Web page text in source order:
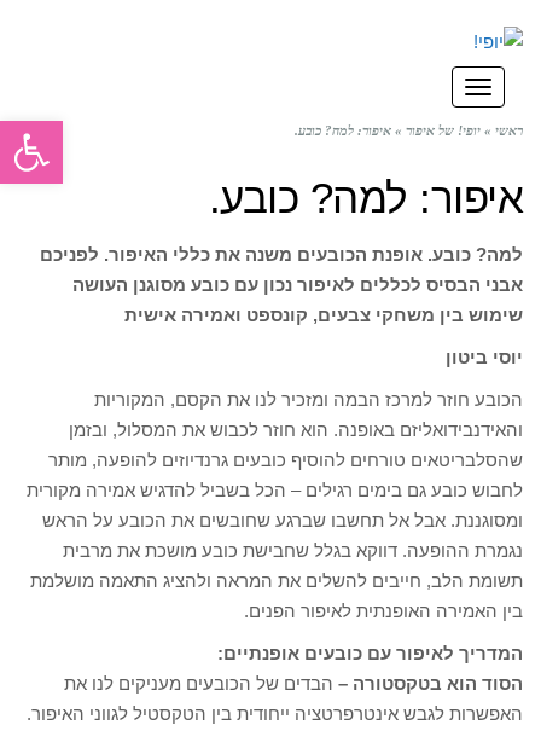
תפריט
ראשי » יופי! של איפור » איפור: למה? כובע.
איפור: למה? כובע.
למה? כובע. אופנת הכובעים משנה את כללי האיפור. לפניכם
אבני הבסיס לכללים לאיפור נכון עם כובע מסוגנן העושה
שימוש בין משחקי צבעים, קונספט ואמירה אישית
יוסי ביטון
הכובע חוזר למרכז הבמה ומזכיר לנו את הקסם, המקוריות
והאידנבידואליזם באופנה. הוא חוזר לכבוש את המסלול, ובזמן
שהסלבריטאים טורחים להוסיף כובעים גרנדיוזים להופעה, מותר
לחבוש כובע גם בימים רגילים – הכל בשביל להדגיש אמירה מקורית
ומסוגננת. אבל אל תחשבו שברגע שחובשים את הכובע על הראש
נגמרת ההופעה. דווקא בגלל שחבישת כובע מושכת את מרבית
תשומת הלב, חייבים להשלים את המראה ולהציג התאמה מושלמת
בין האמירה האופנתית לאיפור הפנים.
המדריך לאיפור עם כובעים אופנתיים:
הסוד הוא בטקסטורה – הבדים של הכובעים מעניקים לנו את
האפשרות לגבש אינטרפרטציה ייחודית בין הטקסטיל לגווני האיפור.
פתח